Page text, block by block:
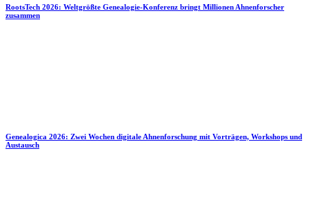
RootsTech 2026: Weltgrößte Genealogie-Konferenz bringt Millionen Ahnenforscher
zusammen
Genealogica 2026: Zwei Wochen digitale Ahnenforschung mit Vorträgen, Workshops und
Austausch